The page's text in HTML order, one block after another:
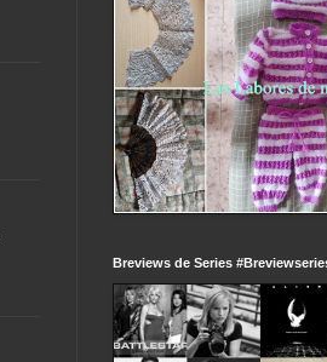
Breviews de Series